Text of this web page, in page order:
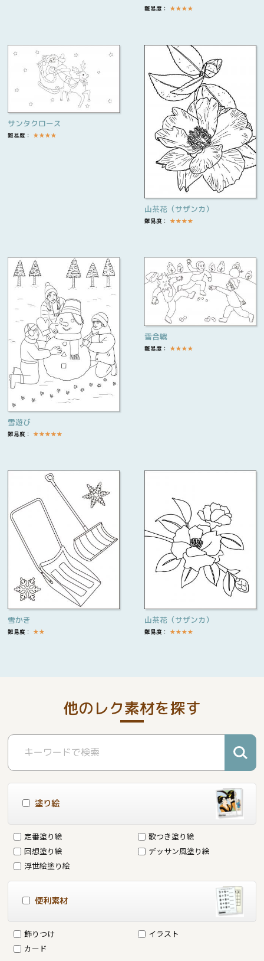
難易度： ★★★★
サンタクロース
難易度： ★★★★
山茶花（サザンカ）
難易度： ★★★★
雪遊び
難易度： ★★★★★
雪合戦
難易度： ★★★★
雪かき
難易度： ★★
山茶花（サザンカ）
難易度： ★★★★
他のレク素材を探す
塗り絵
定番塗り絵
歌つき塗り絵
回想塗り絵
デッサン風塗り絵
浮世絵塗り絵
便利素材
飾りつけ
イラスト
カード